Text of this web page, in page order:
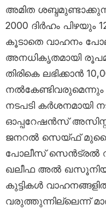
അമിത
2000 ദിർഹം പിഴയും
കൂടാതെ വാഹനം
അനധികൃതമായി
തിരികെ ലഭിക്കാൻ
നടപടി കർശനമായി
ഓപ്പറേഷൻസ്
ജനറൽ സെയ്ഫ്
പോലീസ് സെൻട്രൽ
ഖലീഫ അൽ
കുട്ടികൾ
വരുത്തുന്നില്ലെന്ന്